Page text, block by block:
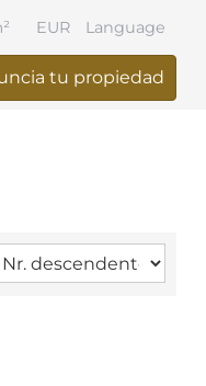
Language
tu propiedad
EUR